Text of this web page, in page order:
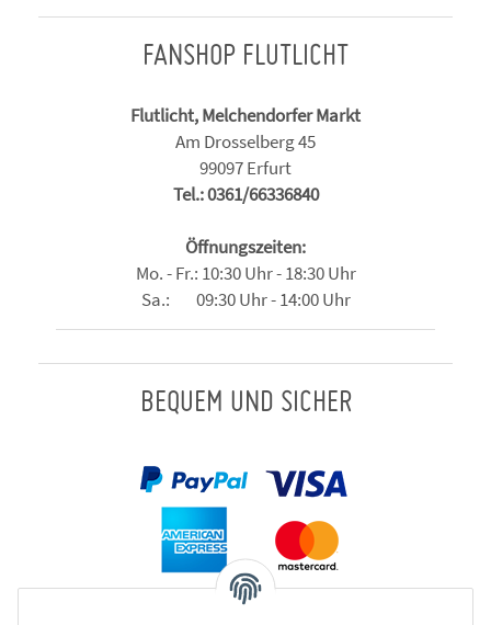
FANSHOP FLUTLICHT
Flutlicht, Melchendorfer Markt
Am Drosselberg 45
99097 Erfurt
Tel.: 0361/66336840
Öffnungszeiten:
Mo. - Fr.: 10:30 Uhr - 18:30 Uhr
Sa.: 09:30 Uhr - 14:00 Uhr
BEQUEM UND SICHER